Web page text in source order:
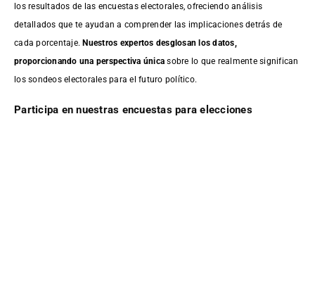
los resultados de las encuestas electorales, ofreciendo análisis
detallados que te ayudan a comprender las implicaciones detrás de
cada porcentaje.Nuestros expertos desglosan los datos,
proporcionando una perspectiva única sobre lo que realmente significan
los sondeos electorales para el futuro político.
Participa en nuestras encuestas para elecciones